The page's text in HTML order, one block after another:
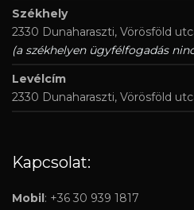
Székhely
2330 Dunaharaszti, Vörösföld
(a székhelyen ügyfélfogadás
Levélcím
2330 Dunaharaszti, Vörösföld
Kapcsolat:
Mobil: +36 30 939 1817